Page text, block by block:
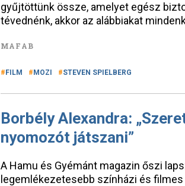
gyűjtöttünk össze, amelyet egész
tévednénk, akkor az alábbiakat
MAFAB
FILM MOZI STEVEN SPIELBERG
Borbély Alexandra:
nyomozót játszani”
A Hamu és Gyémánt magazin őszi
legemlékezetesebb színházi és